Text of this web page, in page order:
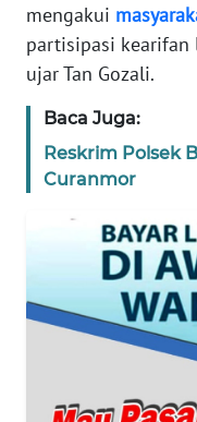
mengakui
partisipasi kearifan
ujar Tan Gozali.
Baca Juga:
Reskrim Polsek
Curanmor
Wahana
News
Regional
WN
SUMUT
JAKARTA
JABAR